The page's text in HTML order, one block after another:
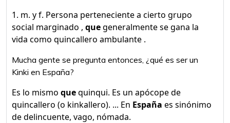
1. m. y f. Persona perteneciente a cierto grupo
social marginado , quegeneralmente se gana la
vida como quincallero ambulante .
Mucha gente se pregunta entonces, ¿qué es ser un
Kinki en España?
Es lo mismo quequinqui. Es un apócope de
quincallero (o kinkallero). ... En España es sinónimo
de delincuente, vago, nómada.